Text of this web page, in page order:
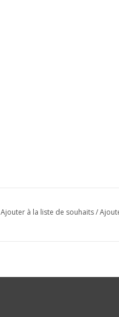
Ajouter à la liste de souhaits/